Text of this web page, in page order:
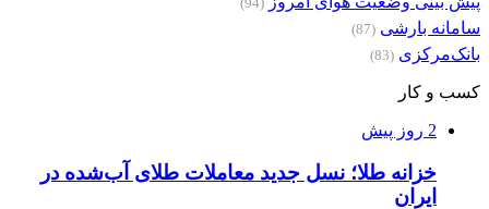
(94)
سامانه بارشی (87)
بانک‌مرکزی (83)
کسب و کار
2 روز پیش
خزانه طلا؛ نسل جدید معاملات طلای آب‌شده در
ایران